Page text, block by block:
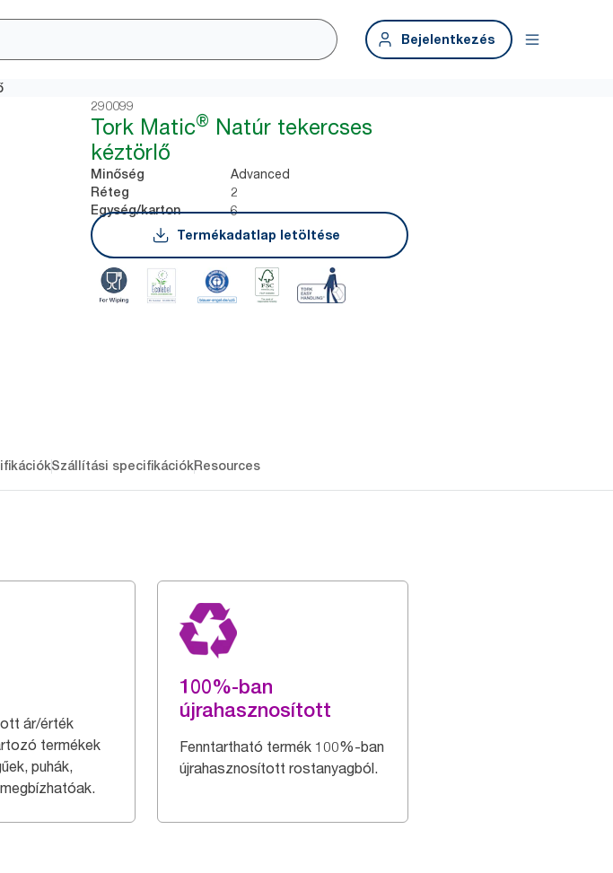
Bejelentkezés
290099
Tork Matic® Natúr tekercses
kéztörlő
Minőség Advanced
Réteg 2
Egység/karton
6
Termékadatlap letöltése
Szállítási specifikációkResources
ár/érték
termékek
puhák,
100%-ban
újrahasznosított
Fenntartható termék 100%-ban
újrahasznosított rostanyagból.